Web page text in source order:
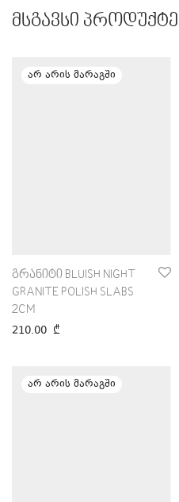
მსგავსი
გრანიტი BLUISH NIGHT
GRANITE POLISH SLABS
2CM
210.00 ₾